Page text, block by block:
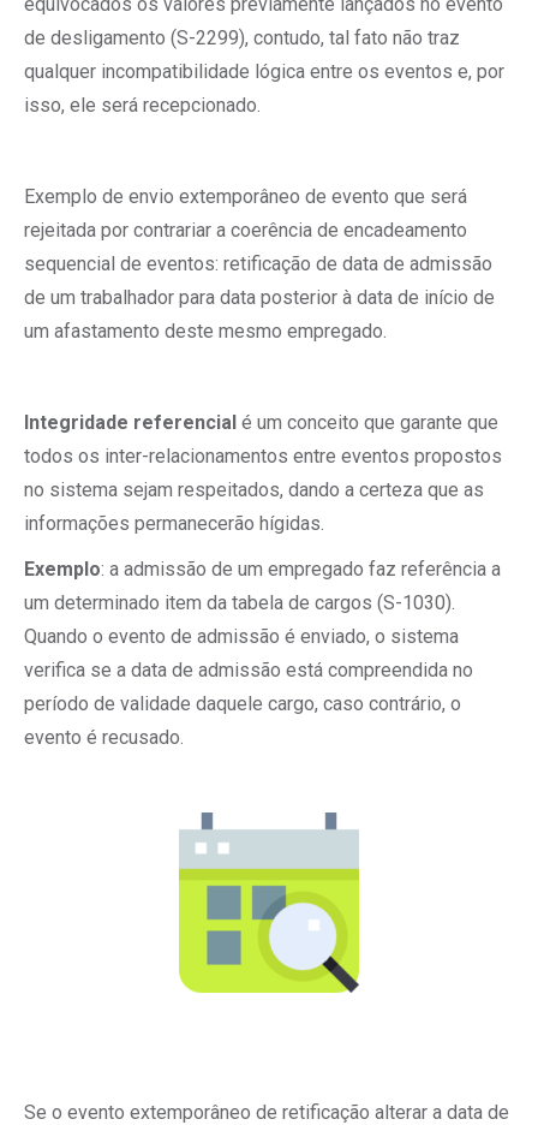
de desligamento (S-2299), contudo, tal fato não traz
qualquer incompatibilidade lógica entre os eventos e, por
isso, ele será recepcionado.
Exemplo de envio extemporâneo de evento que será
rejeitada por contrariar a coerência de encadeamento
sequencial de eventos: retificação de data de admissão
de um trabalhador para data posterior à data de início de
um afastamento deste mesmo empregado.
Integridade referencial é um conceito que garante que
todos os inter-relacionamentos entre eventos propostos
no sistema sejam respeitados, dando a certeza que as
informações permanecerão hígidas.
Exemplo: a admissão de um empregado faz referência a
um determinado item da tabela de cargos (S-1030).
Quando o evento de admissão é enviado, o sistema
verifica se a data de admissão está compreendida no
período de validade daquele cargo, caso contrário, o
evento é recusado.
Se o evento extemporâneo de retificação alterar a data de